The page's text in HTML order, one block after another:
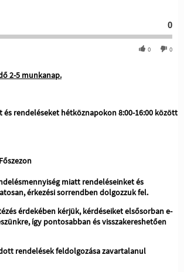
0
0 0
2-5 munkanap.
és rendeléseket hétköznapokon 8:00-16:00 között
miatt rendeléseinket és
érkezési sorrendben dolgozzuk fel.
érdekében kérjük, kérdéseiket elsősorban e-
így pontosabban és visszakereshetően
rendelések feldolgozása zavartalanul